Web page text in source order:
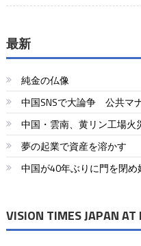
最新
純金の仏像
中国SNSで大論争 公共マ
中国・雲南、黄リン工場火
夢の起業で資産を溶かす
中国が40年ぶりに門を閉め
VISION TIMES JAPAN AT